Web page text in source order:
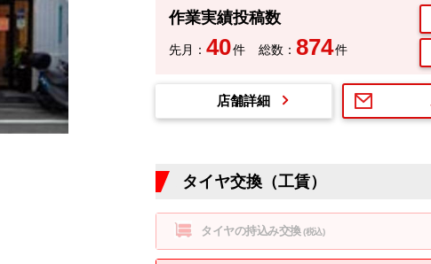
作業実績投稿数
先月： 40件 総数： 874件
店舗詳細
タイヤ交換（工賃）
タイヤの持込み交換(税込)